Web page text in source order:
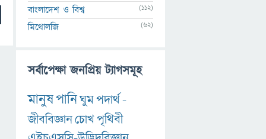
বাংলাদেশ ও বিশ্ব (112)
মিথোলজি (62)
সর্বাপেক্ষা জনপ্রিয় ট্যাগসমূহ
মানুষপানিঘুমপদার্থ-
জীববিজ্ঞানচোখপৃথিবী